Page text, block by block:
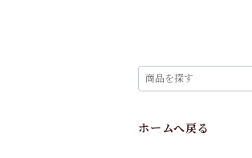
ホームへ戻る